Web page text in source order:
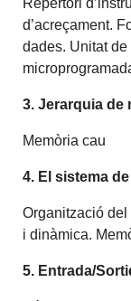
Repertori
d’acreçament.
dades. Unitat
3. Jerarquia de
Memòria cau
4. El sistema
Organització del
i dinàmica.
5. Entrada/